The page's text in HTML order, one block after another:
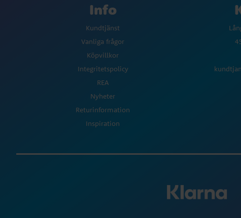
Info
Kundtjänst
Vanliga frågor
Köpvillkor
Integritetspolicy
REA
Nyheter
Returinformation
Inspiration